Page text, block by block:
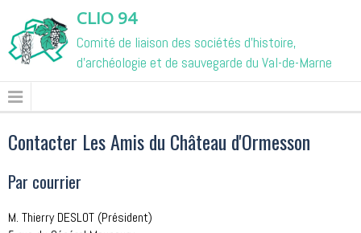
CLIO 94
Comité de liaison des sociétés d'histoire,
d'archéologie et de sauvegarde du Val-de-Marne
Contacter Les Amis du Château d'Ormesson
Par courrier
M. Thierry DESLOT (Président)